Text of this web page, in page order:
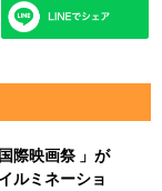
際映画祭 」が
ルミネーショ